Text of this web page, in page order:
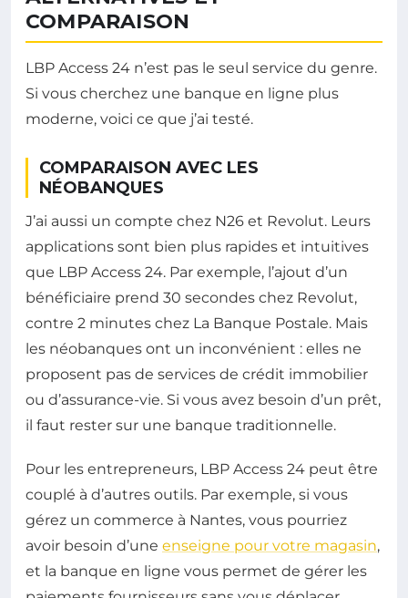
COMPARAISON
LBP Access 24 n’est pas le seul service du genre.
Si vous cherchez une banque en ligne plus
moderne, voici ce que j’ai testé.
COMPARAISON AVEC LES
NÉOBANQUES
J’ai aussi un compte chez N26 et Revolut. Leurs
applications sont bien plus rapides et intuitives
que LBP Access 24. Par exemple, l’ajout d’un
bénéficiaire prend 30 secondes chez Revolut,
contre 2 minutes chez La Banque Postale. Mais
les néobanques ont un inconvénient : elles ne
proposent pas de services de crédit immobilier
ou d’assurance-vie. Si vous avez besoin d’un prêt,
il faut rester sur une banque traditionnelle.
Pour les entrepreneurs, LBP Access 24 peut être
couplé à d’autres outils. Par exemple, si vous
gérez un commerce à Nantes, vous pourriez
avoir besoin d’une enseigne pour votre magasin,
et la banque en ligne vous permet de gérer les